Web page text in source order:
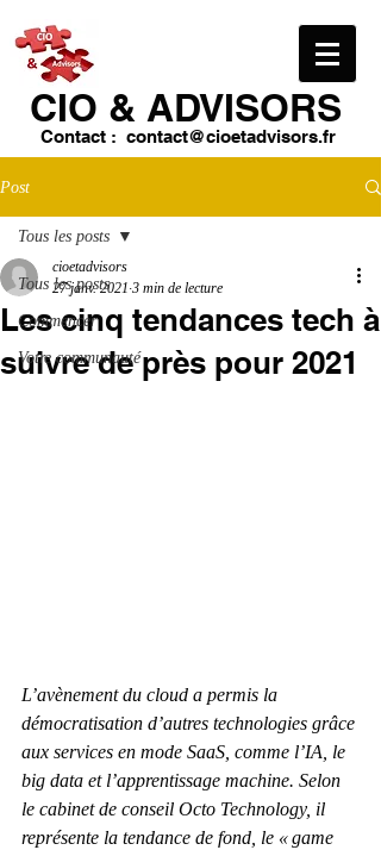
CIO & ​ADVISORS
Contact : contact@cioetadvisors.fr
Post
Tous les posts
Commencer
Votre communauté
Tous les posts
Les cinq tendances tech à
suivre de près pour 2021
cioetadvisors
27 janv. 2021 3 min de lecture
L’avènement du cloud a permis la
démocratisation d’autres technologies grâce
aux services en mode SaaS, comme l’IA, le
big data et l’apprentissage machine. Selon
le cabinet de conseil Octo Technology, il
représente la tendance de fond, le « game